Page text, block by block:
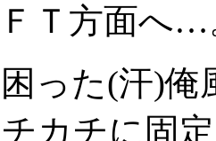
Ｔ方面へ…
った(汗)
カチに固